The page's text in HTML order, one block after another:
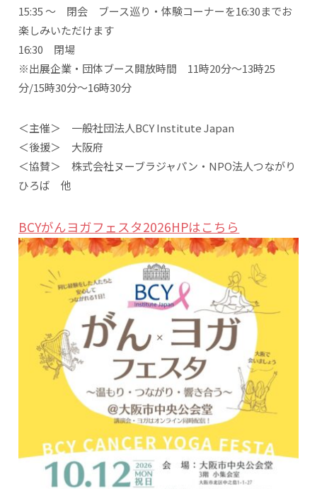
15:35 ～ 閉会 ブース巡り・体験コーナーを16:30までお
楽しみいただけます
16:30 閉場
※出展企業・団体ブース開放時間 11時20分～13時25
分/15時30分～16時30分
＜主催＞ 一般社団法人BCY Institute Japan
＜後援＞ 大阪府
＜協賛＞ 株式会社ヌーブラジャパン・NPO法人つながり
ひろば 他
BCYがんヨガフェスタ2026HPはこちら